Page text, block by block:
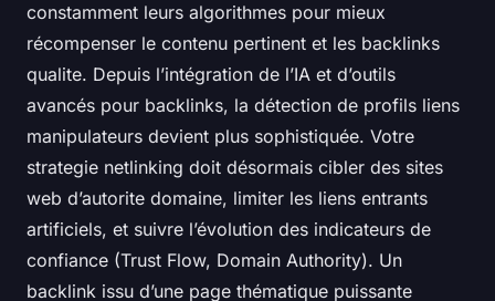
constamment leurs algorithmes pour mieux
récompenser le contenu pertinent et les backlinks
qualite. Depuis l’intégration de l’IA et d’outils
avancés pour backlinks, la détection de profils liens
manipulateurs devient plus sophistiquée. Votre
strategie netlinking doit désormais cibler des sites
web d’autorite domaine, limiter les liens entrants
artificiels, et suivre l’évolution des indicateurs de
confiance (Trust Flow, Domain Authority). Un
backlink issu d’une page thématique puissante